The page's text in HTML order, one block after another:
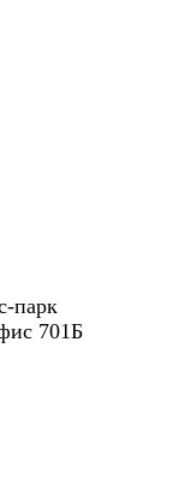
парк
701Б